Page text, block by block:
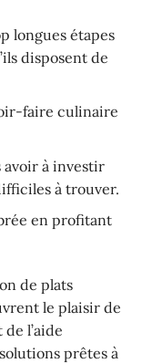
longues étapes
disposent de
faire culinaire
avoir à investir
à trouver.
en profitant
de plats
le plaisir de
l’aide
prêtes à